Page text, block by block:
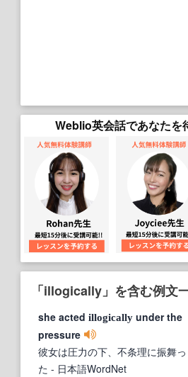
Weblio英会話であなたを
「illogically」を含む例文
she acted illogically under the
pressure
彼女は圧力の下、不条理に振舞っ
た - 日本語WordNet